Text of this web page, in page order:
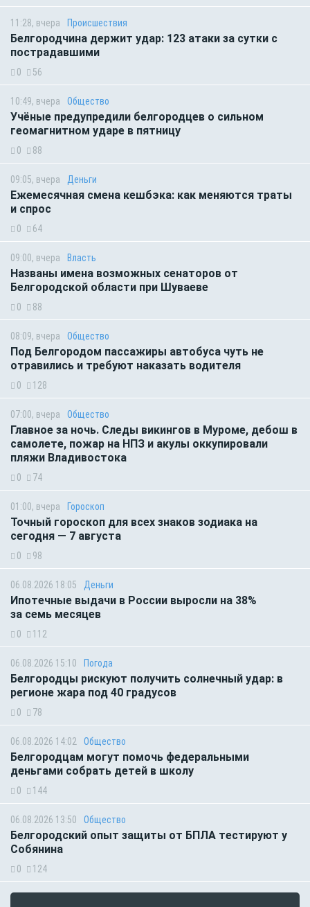
11:28, вчера Происшествия
Белгородчина держит удар: 123 атаки за сутки с
пострадавшими
0 56
10:49, вчера Общество
Учёные предупредили белгородцев о сильном
геомагнитном ударе в пятницу
0 88
09:05, вчера Деньги
Ежемесячная смена кешбэка: как меняются траты
и спрос
0 64
09:00, вчера Власть
Названы имена возможных сенаторов от
Белгородской области при Шуваеве
0 88
08:09, вчера Общество
Под Белгородом пассажиры автобуса чуть не
отравились и требуют наказать водителя
0 128
07:00, вчера Общество
Главное за ночь. Следы викингов в Муроме, дебош в
самолете, пожар на НПЗ и акулы оккупировали
пляжи Владивостока
0 74
01:00, вчера Гороскоп
Точный гороскоп для всех знаков зодиака на
сегодня — 7 августа
0 98
06.08.2026 18:05 Деньги
Ипотечные выдачи в России выросли на 38%
за семь месяцев
0 112
06.08.2026 15:10 Погода
Белгородцы рискуют получить солнечный удар: в
регионе жара под 40 градусов
0 78
06.08.2026 14:02 Общество
Белгородцам могут помочь федеральными
деньгами собрать детей в школу
0 144
06.08.2026 13:50 Общество
Белгородский опыт защиты от БПЛА тестируют у
Собянина
0 124